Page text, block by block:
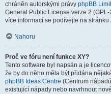
chráněn autorskými právy phpBB
General Public License verze 2
více informací se podívejte na stránku
Nahoru
Proč ve fóru není funkce XY?
Tento software byl napsán a je
že by do něho měla být přidána
phpBB Ideas Centre (Centrum
existující nápady nebo navrhnout